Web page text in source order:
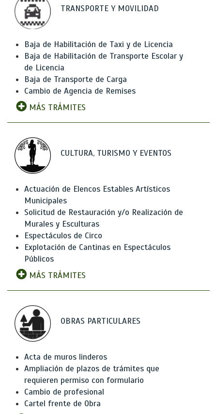
TRANSPORTE Y MOVILIDAD
Baja de Habilitación de Taxi y de Licencia
Baja de Habilitación de Transporte Escolar y
de Licencia
Baja de Transporte de Carga
Cambio de Agencia de Remises
MÁS TRÁMITES
CULTURA, TURISMO Y EVENTOS
Actuación de Elencos Estables Artísticos
Municipales
Solicitud de Restauración y/o Realización de
Murales y Esculturas
Espectáculos de Circo
Explotación de Cantinas en Espectáculos
Públicos
MÁS TRÁMITES
OBRAS PARTICULARES
Acta de muros linderos
Ampliación de plazos de trámites que
requieren permiso con formulario
Cambio de profesional
Cartel frente de Obra